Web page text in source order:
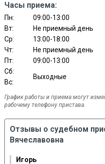
Часы приема:
Пн:
09:00-13:00
Вт:
Не приемный день
Ср:
13:00-18:00
Чт:
Не приемный день
Пт:
09:00-13:00
Сб:
Выходные
Вс:
График работы и приема могут
рабочему телефону пристава.
Отзывы о судебном
Вячеславовна
Игорь